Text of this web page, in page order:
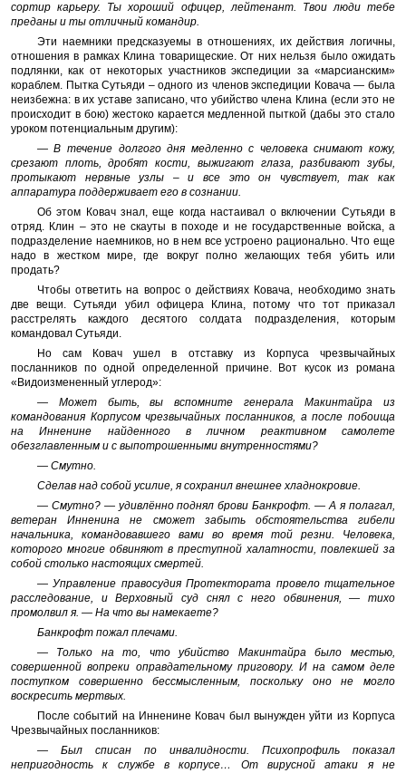
сортир карьеру. Ты хороший офицер, лейтенант. Твои люди тебе
преданы и ты отличный командир.
Эти наемники предсказуемы в отношениях, их действия логичны,
отношения в рамках Клина товарищеские. От них нельзя было ожидать
подлянки, как от некоторых участников экспедиции за «марсианским»
кораблем. Пытка Сутьяди – одного из членов экспедиции Ковача — была
неизбежна: в их уставе записано, что убийство члена Клина (если это не
происходит в бою) жестоко карается медленной пыткой (дабы это стало
уроком потенциальным другим):
— В течение долгого дня медленно с человека снимают кожу,
срезают плоть, дробят кости, выжигают глаза, разбивают зубы,
протыкают нервные узлы – и все это он чувствует, так как
аппаратура поддерживает его в сознании.
Об этом Ковач знал, еще когда настаивал о включении Сутьяди в
отряд. Клин – это не скауты в походе и не государственные войска, а
подразделение наемников, но в нем все устроено рационально. Что еще
надо в жестком мире, где вокруг полно желающих тебя убить или
продать?
Чтобы ответить на вопрос о действиях Ковача, необходимо знать
две вещи. Сутьяди убил офицера Клина, потому что тот приказал
расстрелять каждого десятого солдата подразделения, которым
командовал Сутьяди.
Но сам Ковач ушел в отставку из Корпуса чрезвычайных
посланников по одной определенной причине. Вот кусок из романа
«Видоизмененный углерод»:
— Может быть, вы вспомните генерала Макинтайра из
командования Корпусом чрезвычайных посланников, а после побоища
на Инненине найденного в личном реактивном самолете
обезглавленным и с выпотрошенными внутренностями?
— Смутно.
Сделав над собой усилие, я сохранил внешнее хладнокровие.
— Смутно? — удивлённо поднял брови Банкрофт. — А я полагал,
ветеран Инненина не сможет забыть обстоятельства гибели
начальника, командовавшего вами во время той резни. Человека,
которого многие обвиняют в преступной халатности, повлекшей за
собой столько настоящих смертей.
— Управление правосудия Протектората провело тщательное
расследование, и Верховный суд снял с него обвинения, — тихо
промолвил я. — На что вы намекаете?
Банкрофт пожал плечами.
— Только на то, что убийство Макинтайра было местью,
совершенной вопреки оправдательному приговору. И на самом деле
поступком совершенно бессмысленным, поскольку оно не могло
воскресить мертвых.
После событий на Инненине Ковач был вынужден уйти из Корпуса
Чрезвычайных посланников:
— Был списан по инвалидности. Психопрофиль показал
непригодность к службе в корпусе… От вирусной атаки я не